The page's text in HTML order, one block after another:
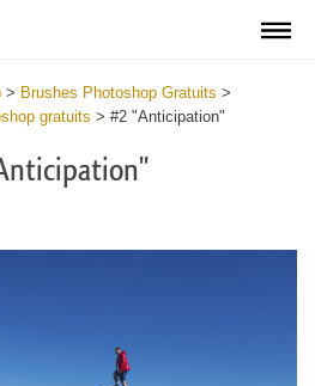
> Brushes Photoshop Gratuits >
gratuits > #2 "Anticipation"